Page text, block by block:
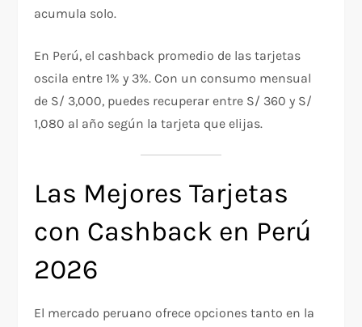
acumula solo.
En Perú, el cashback promedio de las tarjetas
oscila entre 1% y 3%. Con un consumo mensual
de S/ 3,000, puedes recuperar entre S/ 360 y S/
1,080 al año según la tarjeta que elijas.
Las Mejores Tarjetas
con Cashback en Perú
2026
El mercado peruano ofrece opciones tanto en la